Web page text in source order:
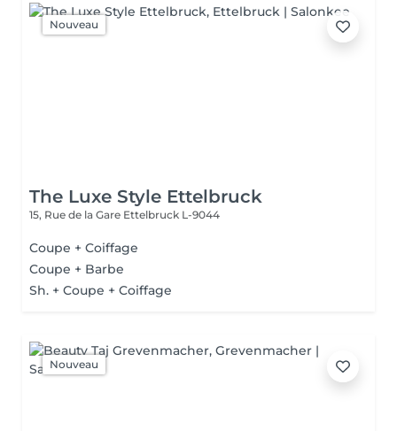
Nouveau
The Luxe Style Ettelbruck
15, Rue de la Gare Ettelbruck L-9044
Coupe + Coiffage
Coupe + Barbe
Sh. + Coupe + Coiffage
Nouveau